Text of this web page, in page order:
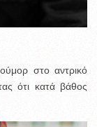
στο αντρικό
ότι κατά βάθος